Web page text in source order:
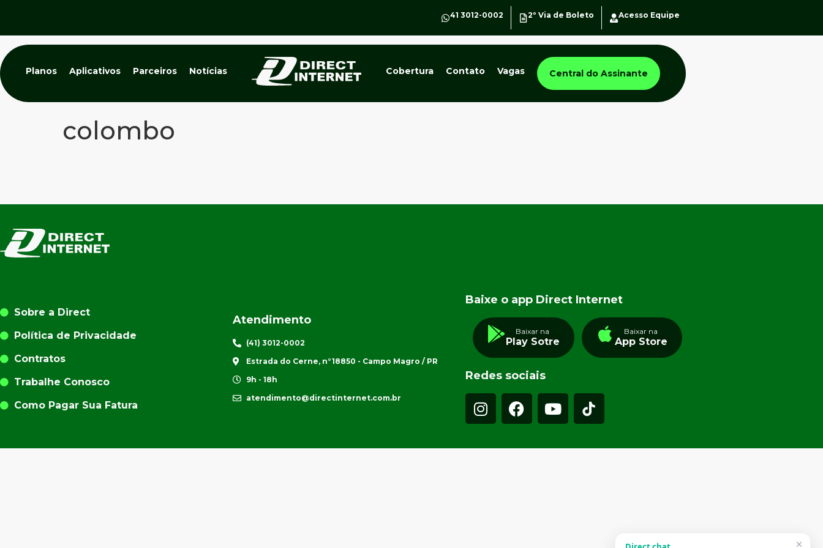
41 3012-0002 2º Via de Boleto Acesso Equipe
Planos Aplicativos Parceiros Notícias Cobertura Contato Vagas Central do Assinante
colombo
Sobre a Direct
Política de Privacidade
Contratos
Trabalhe Conosco
Como Pagar Sua Fatura
Atendimento
(41) 3012-0002
Estrada do Cerne, n°18850 - Campo Magro / PR
9h - 18h
atendimento@directinternet.com.br
Baixe o app Direct Internet
Baixar na
Play Sotre
Baixar na
App Store
Redes sociais